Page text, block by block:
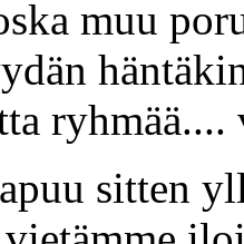
muu
sitten